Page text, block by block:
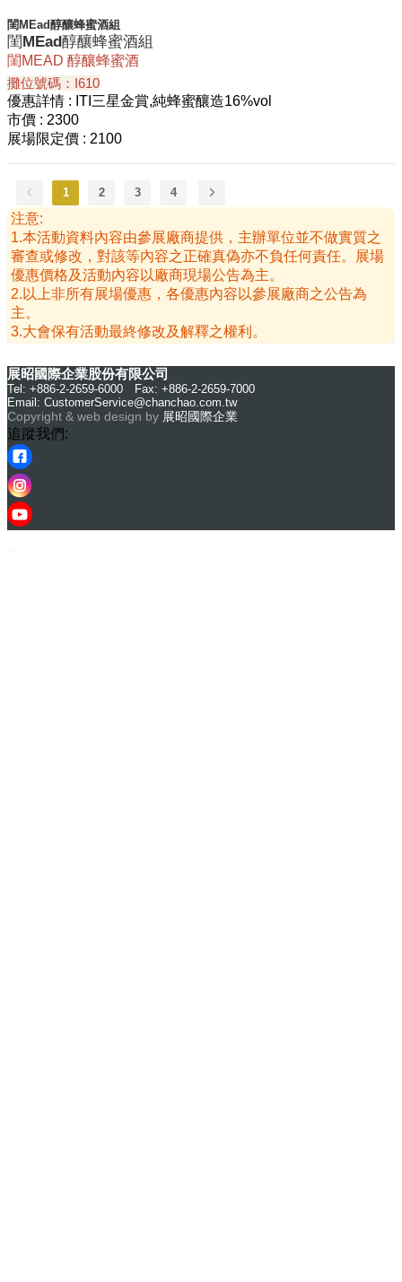
閨MEad醇釀蜂蜜酒組
閨MEad醇釀蜂蜜酒組
閨MEAD 醇釀蜂蜜酒
攤位號碼：I610
優惠詳情 : ITI三星金賞,純蜂蜜釀造16%vol
市價 : 2300
展場限定價 : 2100
1 2 3 4
注意:
1.本活動資料內容由參展廠商提供，主辦單位並不做實質之
審查或修改，對該等內容之正確真偽亦不負任何責任。展場
優惠價格及活動內容以廠商現場公告為主。
2.以上非所有展場優惠，各優惠內容以參展廠商之公告為
主。
3.大會保有活動最終修改及解釋之權利。
展昭國際企業股份有限公司
Tel: +886-2-2659-6000 Fax: +886-2-2659-7000
Email: CustomerService@chanchao.com.tw
Copyright & web design by 展昭國際企業
追蹤我們: